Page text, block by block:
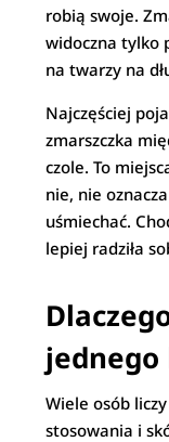
robią swoje.
widoczna tylko
na twarzy na
Najczęściej
zmarszczka
czole. To
nie, nie
uśmiechać.
lepiej radziła
jednego
Wiele osób
stosowania i